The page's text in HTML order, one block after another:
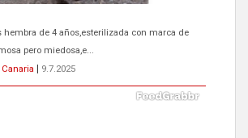
GATA TEROR GRAN CANARIA
va a llevar a Los Gatos callejeros de la zona los
incluida...
9.7.2025